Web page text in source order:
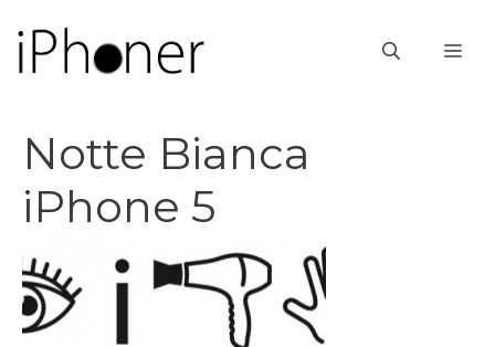
contenuto
Notte Bianca
iPhone 5